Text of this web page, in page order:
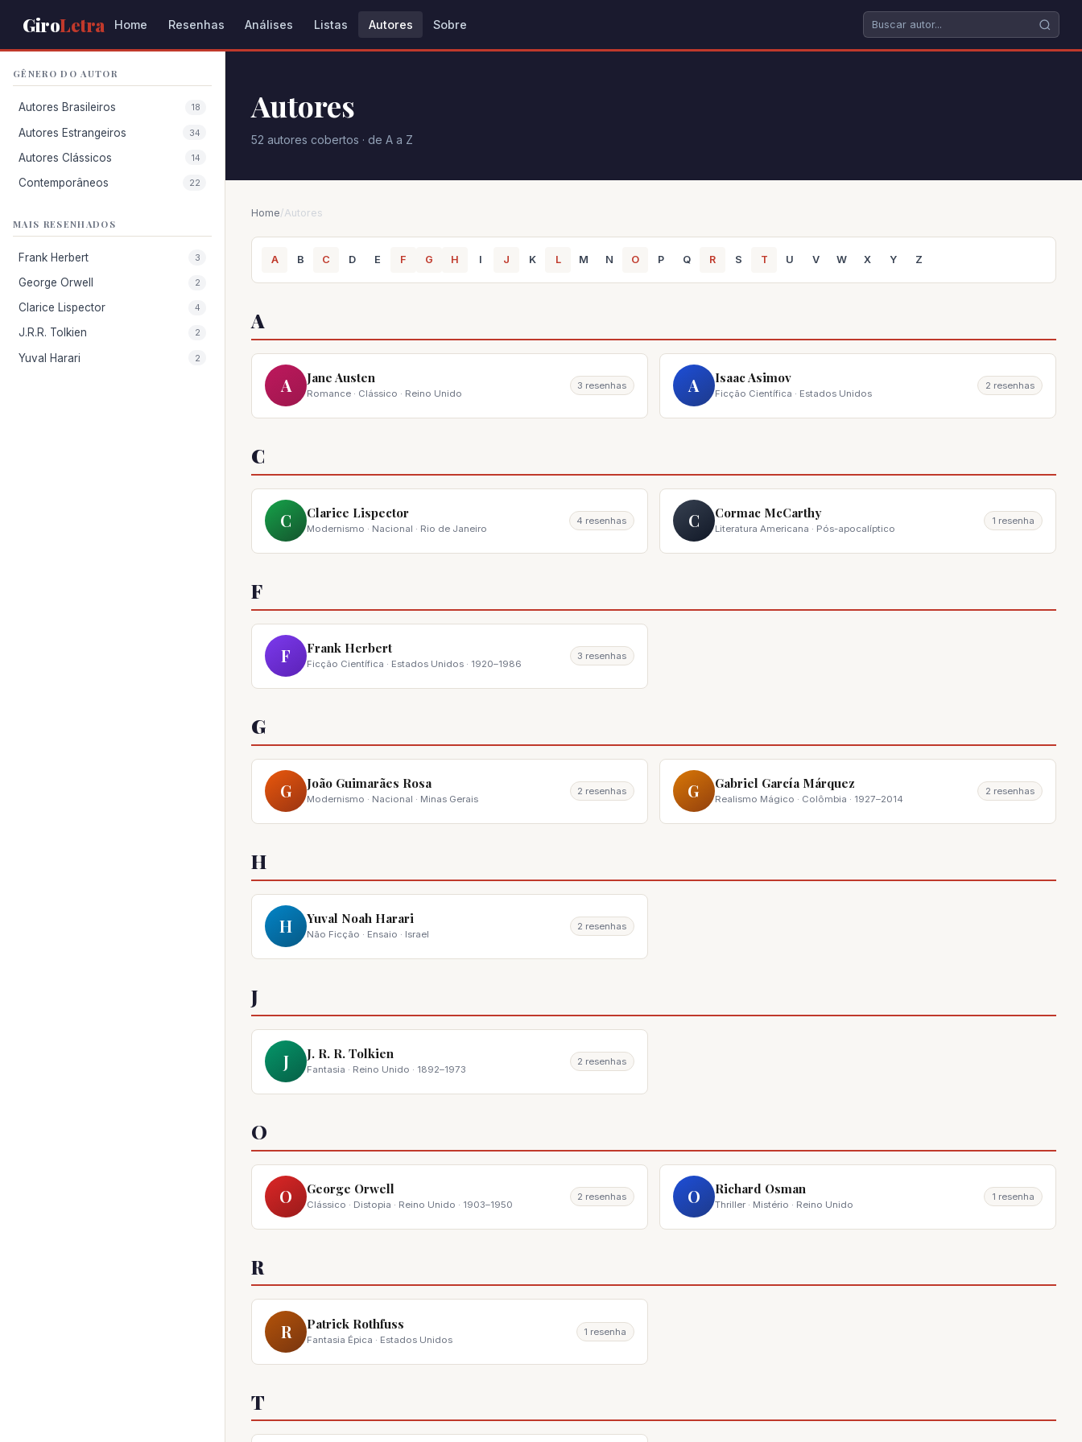
GiroLetra Home Resenhas Análises Listas Autores Sobre
GÊNERO DO AUTOR
Autores Brasileiros 18
Autores Estrangeiros 34
Autores Clássicos 14
Contemporâneos 22
MAIS RESENHADOS
Frank Herbert 3
George Orwell 2
Clarice Lispector 4
J.R.R. Tolkien 2
Yuval Harari 2
Autores
52 autores cobertos · de A a Z
Home/Autores
A B C D E F G H I J K L M N O P Q R S T U V W X Y Z
A
A Jane Austen
Romance · Clássico · Reino Unido
3 resenhas A Isaac Asimov
Ficção Científica · Estados Unidos
2 resenhas
C
C Clarice Lispector
Modernismo · Nacional · Rio de Janeiro
4 resenhas C Cormac McCarthy
Literatura Americana · Pós-apocalíptico
1 resenha
F
F Frank Herbert
Ficção Científica · Estados Unidos · 1920–1986
3 resenhas
G
G João Guimarães Rosa
Modernismo · Nacional · Minas Gerais
2 resenhas G Gabriel García Márquez
Realismo Mágico · Colômbia · 1927–2014
2 resenhas
H
H Yuval Noah Harari
Não Ficção · Ensaio · Israel
2 resenhas
J
J J. R. R. Tolkien
Fantasia · Reino Unido · 1892–1973
2 resenhas
O
O George Orwell
Clássico · Distopia · Reino Unido · 1903–1950
2 resenhas O Richard Osman
Thriller · Mistério · Reino Unido
1 resenha
R
R Patrick Rothfuss
Fantasia Épica · Estados Unidos
1 resenha
T